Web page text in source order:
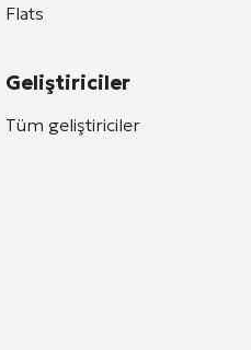
Flats
Geliştiriciler
Tüm geliştiriciler